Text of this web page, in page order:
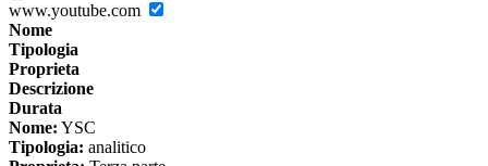
www.youtube.com
Nome
Tipologia
Proprieta
Descrizione
Durata
Nome: YSC
Tipologia: analitico